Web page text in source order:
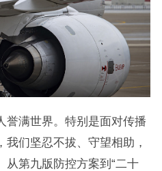
誉满世界。特别是面对传播
们坚忍不拔、守望相助，
从第九版防控方案到“二十